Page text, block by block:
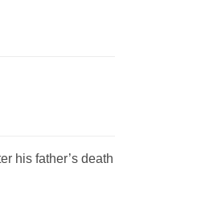
his father’s death